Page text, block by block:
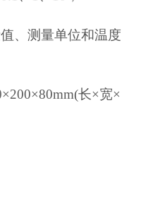
、测量单位和温度
长×宽×